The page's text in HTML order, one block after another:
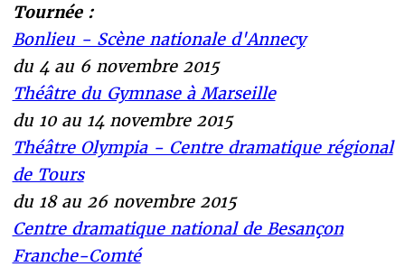
Tournée :
Bonlieu - Scène nationale d'Annecy
du 4 au 6 novembre 2015
Théâtre du Gymnase à Marseille
du 10 au 14 novembre 2015
Théâtre Olympia - Centre dramatique régional
de Tours
du 18 au 26 novembre 2015
Centre dramatique national de Besançon
Franche-Comté